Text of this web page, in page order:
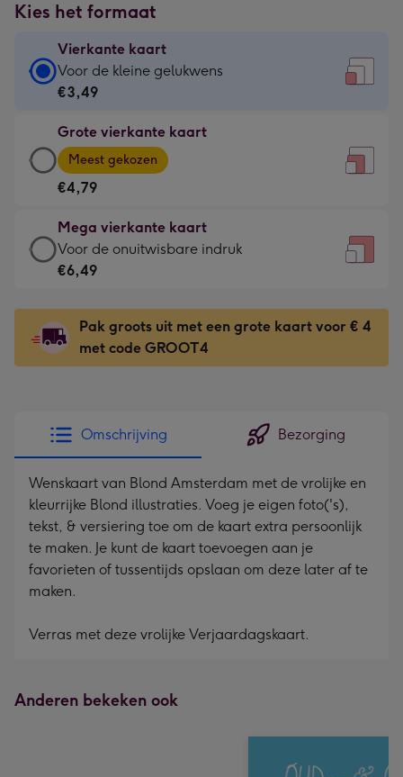
Kies het formaat
Vierkante kaart
Vierkante
kaart
€3,49
-
Voor
kleine
gelukwens
-
130
x
130
mm
Voor de kleine gelukwens
€3,49
Grote vierkante kaart
Grote
vierkante
kaart
-
€4,79
-
Meest
-
Dimensions:
167
mm
Meest gekozen
€4,79
Mega vierkante kaart
Mega
vierkante
-
€6,49
-
indruk
-
Dimensions:
240
x
240
mm
Voor de onuitwisbare indruk
€6,49
Pak groots uit met een grote kaart voor € 4
met code GROOT4
Omschrijving Bezorging
Wenskaart van Blond Amsterdam met de vrolijke en
kleurrijke Blond illustraties. Voeg je eigen foto('s),
tekst, & versiering toe om de kaart extra persoonlijk
te maken. Je kunt de kaart toevoegen aan je
favorieten of tussentijds opslaan om deze later af te
maken.
Verras met deze vrolijke Verjaardagskaart.
Anderen bekeken ook